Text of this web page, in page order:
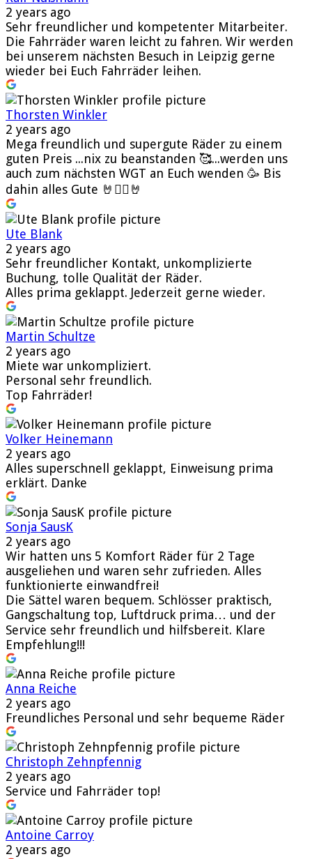
2 years ago
Sehr freundlicher und kompetenter Mitarbeiter.
Die Fahrräder waren leicht zu fahren. Wir werden
bei unserem nächsten Besuch in Leipzig gerne
wieder bei Euch Fahrräder leihen.
Thorsten Winkler
2 years ago
Mega freundlich und supergute Räder zu einem
guten Preis ...nix zu beanstanden 🥰...werden uns
auch zum nächsten WGT an Euch wenden 🥳 Bis
dahin alles Gute 🤘🧛‍♂️🤘
Ute Blank
2 years ago
Sehr freundlicher Kontakt, unkomplizierte
Buchung, tolle Qualität der Räder.
Alles prima geklappt. Jederzeit gerne wieder.
Martin Schultze
2 years ago
Miete war unkompliziert.
Personal sehr freundlich.
Top Fahrräder!
Volker Heinemann
2 years ago
Alles superschnell geklappt, Einweisung prima
erklärt. Danke
Sonja SausK
2 years ago
Wir hatten uns 5 Komfort Räder für 2 Tage
ausgeliehen und waren sehr zufrieden. Alles
funktionierte einwandfrei!
Die Sättel waren bequem. Schlösser praktisch,
Gangschaltung top, Luftdruck prima… und der
Service sehr freundlich und hilfsbereit. Klare
Empfehlung!!!
Anna Reiche
2 years ago
Freundliches Personal und sehr bequeme Räder
Christoph Zehnpfennig
2 years ago
Service und Fahrräder top!
Antoine Carroy
2 years ago